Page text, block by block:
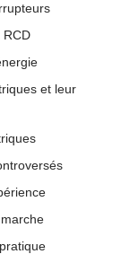
RCD
et leur